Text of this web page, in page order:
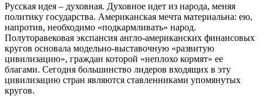
Русская идея – духовная. Духовное идет из народа, меняя
политику государства. Американская мечта материальна: ею,
напротив, необходимо «подкармливать» народ.
Полуторавековая экспансия англо-американских финансовых
кругов основала модельно-выставочную «развитую
цивилизацию», граждан которой «неплохо кормят» ее
благами. Сегодня большинство лидеров входящих в эту
цивилизацию стран являются ставленниками упомянутых
кругов.